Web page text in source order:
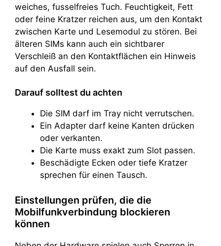
weiches, fusselfreies Tuch. Feuchtigkeit, Fett
oder feine Kratzer reichen aus, um den Kontakt
zwischen Karte und Lesemodul zu stören. Bei
älteren SIMs kann auch ein sichtbarer
Verschleiß an den Kontaktflächen ein Hinweis
auf den Ausfall sein.
Darauf solltest du achten
Die SIM darf im Tray nicht verrutschen.
Ein Adapter darf keine Kanten drücken
oder verkanten.
Die Karte muss exakt zum Slot passen.
Beschädigte Ecken oder tiefe Kratzer
sprechen für einen Tausch.
Einstellungen prüfen, die die
Mobilfunkverbindung blockieren
können